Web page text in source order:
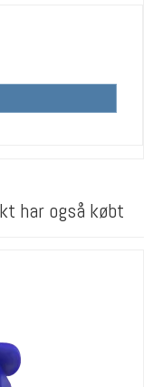
har også købt